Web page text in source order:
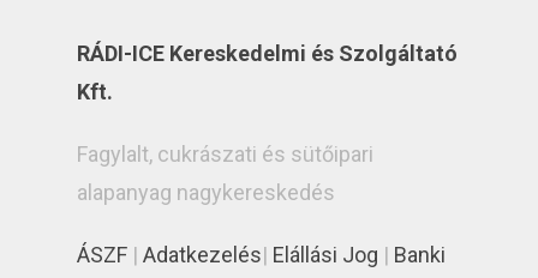
RÁDI-ICE Kereskedelmi és Szolgáltató
Kft.
Fagylalt, cukrászati és sütőipari
alapanyag nagykereskedés
ÁSZF | Adatkezelés| Elállási Jog | Banki